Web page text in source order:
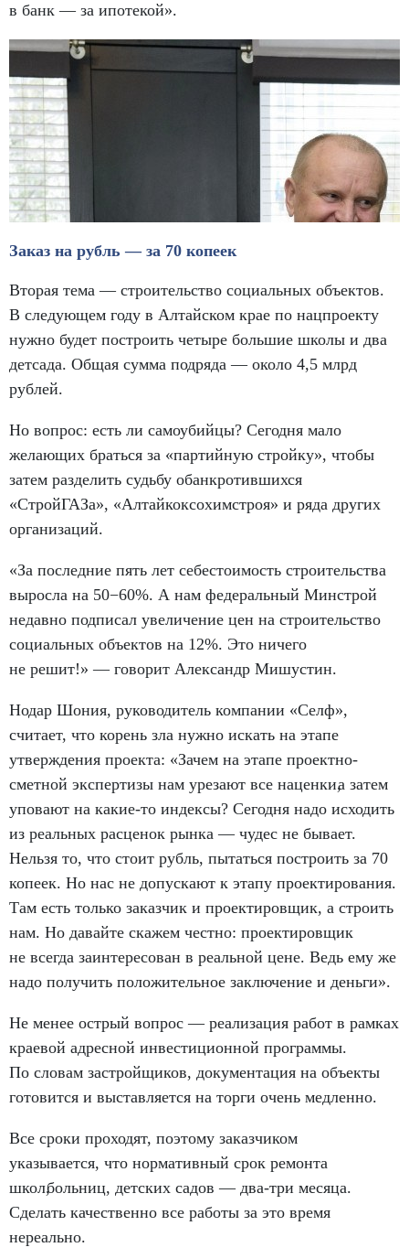
в банк — за ипотекой».
Заказ на рубль — за 70 копеек
Вторая тема — строительство социальных объектов.
В следующем году в Алтайском крае по нацпроекту
нужно будет построить четыре большие школы и два
детсада. Общая сумма подряда — около 4,5 млрд
рублей.
Но вопрос: есть ли самоубийцы? Сегодня мало
желающих браться за «партийную стройку», чтобы
затем разделить судьбу обанкротившихся
«СтройГАЗа», «Алтайкоксохимстроя» и ряда других
организаций.
«За последние пять лет себестоимость строительства
выросла на 50−60%. А нам федеральный Минстрой
недавно подписал увеличение цен на строительство
социальных объектов на 12%. Это ничего
не решит!» — говорит Александр Мишустин.
Нодар Шония, руководитель компании «Селф»,
считает, что корень зла нужно искать на этапе
утверждения проекта: «Зачем на этапе проектно-
сметной экспертизы нам урезают все наценки,а затем
уповают на какие-то индексы? Сегодня надо исходить
из реальных расценок рынка — чудес не бывает.
Нельзя то, что стоит рубль, пытаться построить за 70
копеек. Но нас не допускают к этапу проектирования.
Там есть только заказчик и проектировщик, а строить
нам. Но давайте скажем честно: проектировщик
не всегда заинтересован в реальной цене. Ведь ему же
надо получить положительное заключение и деньги».
Не менее острый вопрос — реализация работ в рамках
краевой адресной инвестиционной программы.
По словам застройщиков, документация на объекты
готовится и выставляется на торги очень медленно.
Все сроки проходят, поэтому заказчиком
указывается, что нормативный срок ремонта
школ,больниц, детских садов — два-три месяца.
Сделать качественно все работы за это время
нереально.